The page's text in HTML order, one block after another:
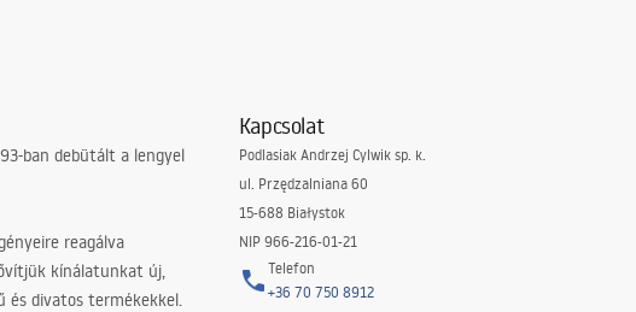
ban debütált a lengyel
reagálva
kínálatunkat új,
és divatos termékekkel.
Kapcsolat
Podlasiak Andrzej Cylwik sp. k.
ul. Przędzalniana 60
15-688 Białystok
NIP 966-216-01-21
Telefon
+36 70 750 8912